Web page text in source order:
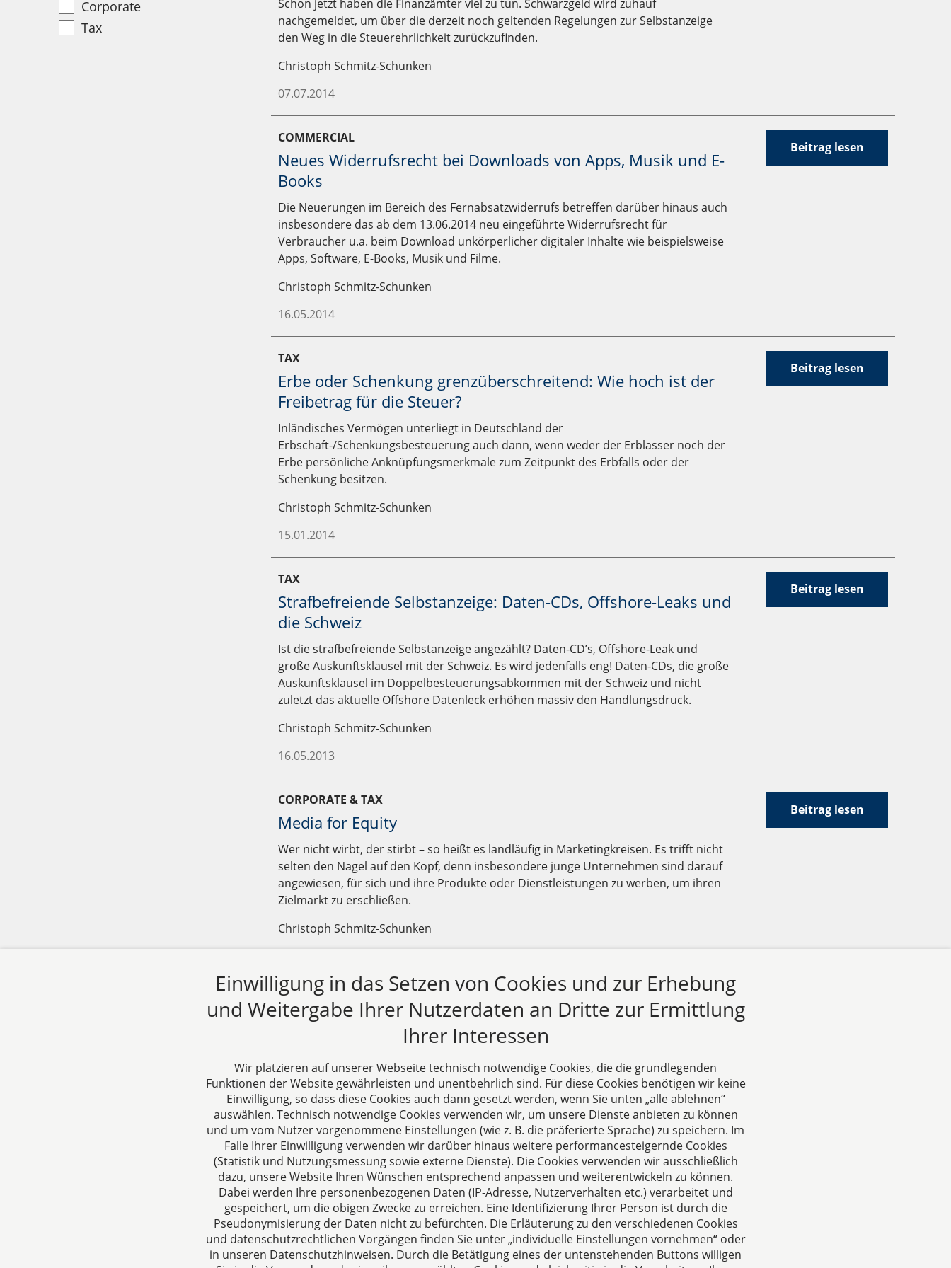
Corporate
Tax
Schon jetzt haben die Finanzämter viel zu tun. Schwarzgeld wird zuhauf
nachgemeldet, um über die derzeit noch geltenden Regelungen zur Selbstanzeige
den Weg in die Steuerehrlichkeit zurückzufinden.
Christoph Schmitz-Schunken
07.07.2014
COMMERCIAL
Neues Widerrufsrecht bei Downloads von Apps, Musik und E-
Books
Die Neuerungen im Bereich des Fernabsatzwiderrufs betreffen darüber hinaus auch
insbesondere das ab dem 13.06.2014 neu eingeführte Widerrufsrecht für
Verbraucher u.a. beim Download unkörperlicher digitaler Inhalte wie beispielsweise
Apps, Software, E-Books, Musik und Filme.
Christoph Schmitz-Schunken
16.05.2014
Beitrag lesen
TAX
Erbe oder Schenkung grenzüberschreitend: Wie hoch ist der
Freibetrag für die Steuer?
Inländisches Vermögen unterliegt in Deutschland der
Erbschaft-/Schenkungsbesteuerung auch dann, wenn weder der Erblasser noch der
Erbe persönliche Anknüpfungsmerkmale zum Zeitpunkt des Erbfalls oder der
Schenkung besitzen.
Christoph Schmitz-Schunken
15.01.2014
Beitrag lesen
TAX
Strafbefreiende Selbstanzeige: Daten-CDs, Offshore-Leaks und
die Schweiz
Ist die strafbefreiende Selbstanzeige angezählt? Daten-CD’s, Offshore-Leak und
große Auskunftsklausel mit der Schweiz. Es wird jedenfalls eng! Daten-CDs, die große
Auskunftsklausel im Doppelbesteuerungsabkommen mit der Schweiz und nicht
zuletzt das aktuelle Offshore Datenleck erhöhen massiv den Handlungsdruck.
Christoph Schmitz-Schunken
16.05.2013
Beitrag lesen
CORPORATE & TAX
Media for Equity
Wer nicht wirbt, der stirbt – so heißt es landläufig in Marketingkreisen. Es trifft nicht
selten den Nagel auf den Kopf, denn insbesondere junge Unternehmen sind darauf
angewiesen, für sich und ihre Produkte oder Dienstleistungen zu werben, um ihren
Zielmarkt zu erschließen.
Christoph Schmitz-Schunken
Beitrag lesen
Zurück 1 2 … 14 15 16 17 18 Weiter
Über uns
Ihre Ansprechpartner für Fragen
rund um Gesellschaftsrecht,
Steuergestaltung und Vertragsrecht.
Einwilligung in das Setzen von Cookies und zur Erhebung
und Weitergabe Ihrer Nutzerdaten an Dritte zur Ermittlung
Ihrer Interessen
Wir platzieren auf unserer Webseite technisch notwendige Cookies, die die grundlegenden
Funktionen der Website gewährleisten und unentbehrlich sind. Für diese Cookies benötigen wir keine
Einwilligung, so dass diese Cookies auch dann gesetzt werden, wenn Sie unten „alle ablehnen“
auswählen. Technisch notwendige Cookies verwenden wir, um unsere Dienste anbieten zu können
und um vom Nutzer vorgenommene Einstellungen (wie z. B. die präferierte Sprache) zu speichern. Im
Falle Ihrer Einwilligung verwenden wir darüber hinaus weitere performancesteigernde Cookies
(Statistik und Nutzungsmessung sowie externe Dienste). Die Cookies verwenden wir ausschließlich
dazu, unsere Website Ihren Wünschen entsprechend anpassen und weiterentwickeln zu können.
Dabei werden Ihre personenbezogenen Daten (IP-Adresse, Nutzerverhalten etc.) verarbeitet und
gespeichert, um die obigen Zwecke zu erreichen. Eine Identifizierung Ihrer Person ist durch die
Pseudonymisierung der Daten nicht zu befürchten. Die Erläuterung zu den verschiedenen Cookies
und datenschutzrechtlichen Vorgängen finden Sie unter „individuelle Einstellungen vornehmen“ oder
in unseren Datenschutzhinweisen. Durch die Betätigung eines der untenstehenden Buttons willigen